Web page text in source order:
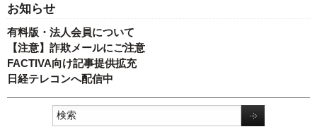
お知らせ
有料版・法人会員について
【注意】詐欺メールにご注意
FACTIVA向け記事提供拡充
日経テレコンへ配信中